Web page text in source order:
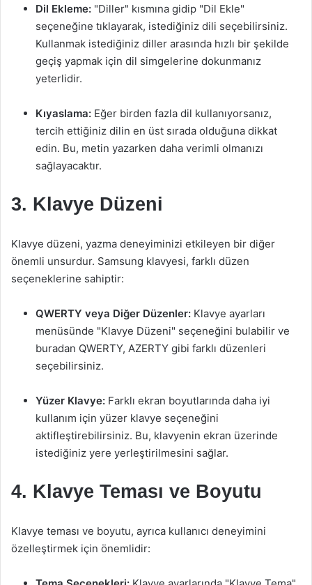
Dil Ekleme: "Diller" kısmına gidip "Dil Ekle"
seçeneğine tıklayarak, istediğiniz dili seçebilirsiniz.
Kullanmak istediğiniz diller arasında hızlı bir şekilde
geçiş yapmak için dil simgelerine dokunmanız
yeterlidir.
Kıyaslama: Eğer birden fazla dil kullanıyorsanız,
tercih ettiğiniz dilin en üst sırada olduğuna dikkat
edin. Bu, metin yazarken daha verimli olmanızı
sağlayacaktır.
3. Klavye Düzeni
Klavye düzeni, yazma deneyiminizi etkileyen bir diğer
önemli unsurdur. Samsung klavyesi, farklı düzen
seçeneklerine sahiptir:
QWERTY veya Diğer Düzenler: Klavye ayarları
menüsünde "Klavye Düzeni" seçeneğini bulabilir ve
buradan QWERTY, AZERTY gibi farklı düzenleri
seçebilirsiniz.
Yüzer Klavye: Farklı ekran boyutlarında daha iyi
kullanım için yüzer klavye seçeneğini
aktifleştirebilirsiniz. Bu, klavyenin ekran üzerinde
istediğiniz yere yerleştirilmesini sağlar.
4. Klavye Teması ve Boyutu
Klavye teması ve boyutu, ayrıca kullanıcı deneyimini
özelleştirmek için önemlidir: